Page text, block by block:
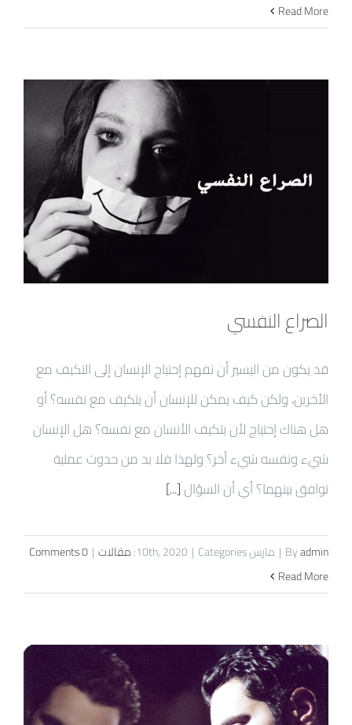
Read More
الصراع النفسي
قد يكون من اليسير أن نفهم إحتياج الإنسان إلى التكيف مع
الأخرين، ولكن كيف يمكن للإنسان أن يتكيف مع نفسه؟ أو
هل هناك إحتياج لأن يتكيف الأنسان مع نفسه؟ هل الإنسان
شيء ونفسه شيء أخر؟ ولهذا فلا بد من حدوث عملية
توافق بينهما؟ أي أن السؤال[...]
Byadmin
| مارس 10th, 2020 | Categories: مقالات |
0 Comments
Read More